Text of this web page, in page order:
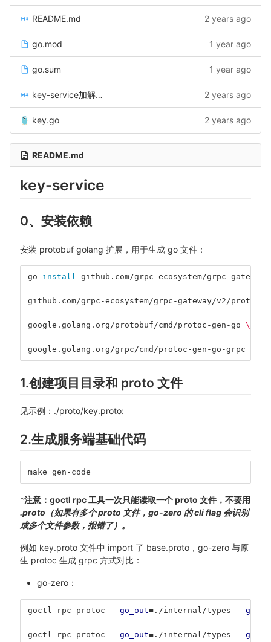
README.md 2 years ago
go.mod 1 year ago
go.sum 1 year ago
key-service加解密接口文档.md 2 years ago
key.go 2 years ago
README.md
key-service
0、安装依赖
安装 protobuf golang 扩展，用于生成 go 文件：
go install github.com/grpc-ecosystem/grpc-
github.com/grpc-ecosystem/grpc-gateway/v2/protoc-
google.golang.org/protobuf/cmd/protoc-gen-go \
google.golang.org/grpc/cmd/protoc-gen-go-grpc
1.创建项目目录和 proto 文件
见示例：./proto/key.proto:
2.生成服务端基础代码
make gen-code
*注意：goctl rpc 工具一次只能读取一个 proto 文件，不要用
.proto（如果有多个 proto 文件，go-zero 的 cli flag 会识别
成多个文件参数，报错了）。
例如 key.proto 文件中 import 了 base.proto，go-zero 与原
生 protoc 生成 grpc 方式对比：
go-zero：
goctl rpc protoc --go_out= ./internal/types --go-
goctl rpc protoc --go_out= ./internal/types --go-